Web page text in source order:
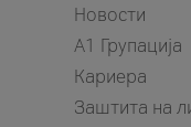
Новости
А1 Групација
Кариера
Заштита на